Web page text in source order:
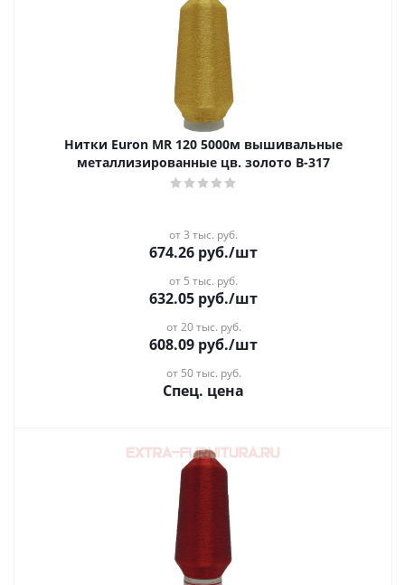
Нитки Euron MR 120 5000м вышивальные
металлизированные цв. золото B-317
от 3 тыс. руб.
674.26 руб./шт
от 5 тыс. руб.
632.05 руб./шт
от 20 тыс. руб.
608.09 руб./шт
от 50 тыс. руб.
Спец. цена